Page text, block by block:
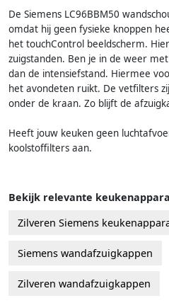
De Siemens LC96BBM50
omdat hij geen fysieke knoppen
het touchControl beeldscherm.
zuigstanden. Ben je in de weer
dan de intensiefstand. Hiermee
het avondeten ruikt. De vetfilters
onder de kraan. Zo blijft de
Heeft jouw keuken geen
koolstoffilters aan.
Bekijk relevante
Zilveren Siemens
Siemens wandafzuigkappen
Zilveren wandafzuigkappen